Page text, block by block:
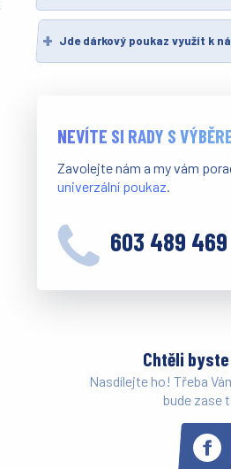
Jde dárkový poukaz využít k
NEVÍTE SI RADY S
Zavolejte nám a my vám
univerzální poukaz.
603 489 469
Chtěli
Nasdílejte ho! Třeba
bude zase